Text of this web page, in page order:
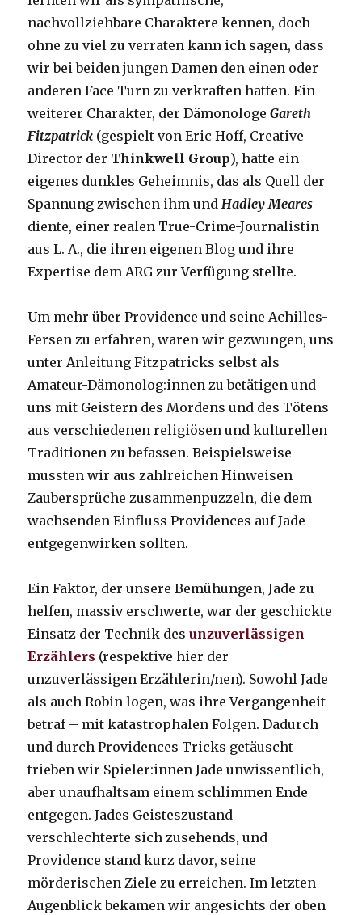
nachvollziehbare Charaktere kennen, doch
ohne zu viel zu verraten kann ich sagen, dass
wir bei beiden jungen Damen den einen oder
anderen Face Turn zu verkraften hatten. Ein
weiterer Charakter, der DämonologeGareth
Fitzpatrick (gespielt von Eric Hoff, Creative
Director der Thinkwell Group), hatte ein
eigenes dunkles Geheimnis, das als Quell der
Spannung zwischen ihm undHadley Meares
diente, einer realen True-Crime-Journalistin
aus L. A., die ihren eigenen Blog und ihre
Expertise dem ARG zur Verfügung stellte.
Um mehr über Providence und seine Achilles-
Fersen zu erfahren, waren wir gezwungen, uns
unter Anleitung Fitzpatricks selbst als
Amateur-Dämonolog:innen zu betätigen und
uns mit Geistern des Mordens und des Tötens
aus verschiedenen religiösen und kulturellen
Traditionen zu befassen. Beispielsweise
mussten wir aus zahlreichen Hinweisen
Zaubersprüche zusammenpuzzeln, die dem
wachsenden Einfluss Providences auf Jade
entgegenwirken sollten.
Ein Faktor, der unsere Bemühungen, Jade zu
helfen, massiv erschwerte, war der geschickte
Einsatz der Technik desunzuverlässigen
Erzählers (respektive hier der
unzuverlässigen Erzählerin/nen). Sowohl Jade
als auch Robin logen, was ihre Vergangenheit
betraf – mit katastrophalen Folgen. Dadurch
und durch Providences Tricks getäuscht
trieben wir Spieler:innen Jade unwissentlich,
aber unaufhaltsam einem schlimmen Ende
entgegen. Jades Geisteszustand
verschlechterte sich zusehends, und
Providence stand kurz davor, seine
mörderischen Ziele zu erreichen. Im letzten
Augenblick bekamen wir angesichts der oben